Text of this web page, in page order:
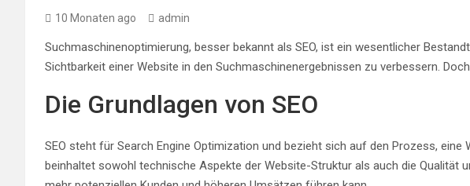
10 Monaten ago admin
Suchmaschinenoptimierung, besser bekannt als SEO, ist ein wesentlicher
Sichtbarkeit einer Website in den Suchmaschinenergebnissen zu verbessern.
Die Grundlagen von SEO
SEO steht für Search Engine Optimization und bezieht sich auf den Prozess,
beinhaltet sowohl technische Aspekte der Website-Struktur als auch die Qualität